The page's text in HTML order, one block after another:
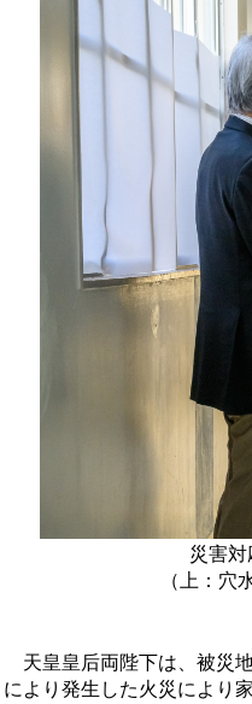
災害
（上：
天皇皇后両陛下は、被災
により発生した火災により